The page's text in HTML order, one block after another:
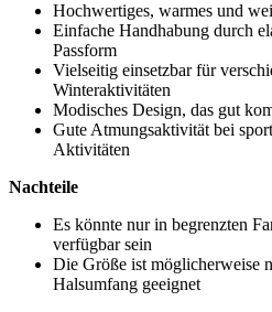
Hochwertiges, warmes und
Einfache Handhabung durch
Passform
Vielseitig einsetzbar für
Winteraktivitäten
Modisches Design, das gut
Gute Atmungsaktivität bei
Aktivitäten
Nachteile
Es könnte nur in begrenzten
verfügbar sein
Die Größe ist möglicherweise
Halsumfang geeignet